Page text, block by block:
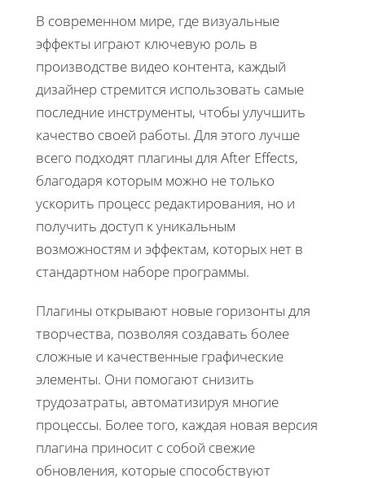
В современном мире, где визуальные
эффекты играют ключевую роль в
производстве видео контента, каждый
дизайнер стремится использовать самые
последние инструменты, чтобы улучшить
качество своей работы. Для этого лучше
всего подходят плагины для After Effects,
благодаря которым можно не только
ускорить процесс редактирования, но и
получить доступ к уникальным
возможностям и эффектам, которых нет в
стандартном наборе программы.
Плагины открывают новые горизонты для
творчества, позволяя создавать более
сложные и качественные графические
элементы. Они помогают снизить
трудозатраты, автоматизируя многие
процессы. Более того, каждая новая версия
плагина приносит с собой свежие
обновления, которые способствуют